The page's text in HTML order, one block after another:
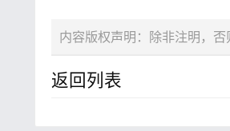
内容版权声明：除非注明，否
返回列表